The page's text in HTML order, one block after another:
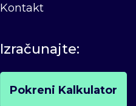
Kontakt
Izračunajte:
Pokreni Kalkulator